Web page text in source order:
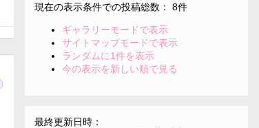
現在の表示条件での投稿総数： 8件
ギャラリーモードで表示
サイトマップモードで表示
ランダムに1件を表示
今の表示を新しい順で見る
最終更新日時：